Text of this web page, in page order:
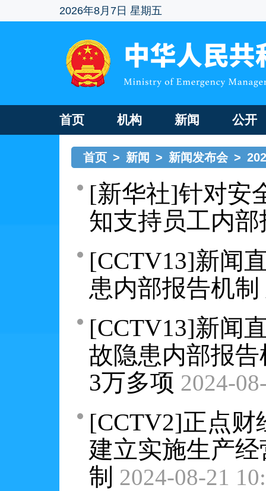
2026年8月7日 星期五
首页 机构 新闻 公开
首页 > 新闻 > 新闻发布会 >
[新华社]针对安
知支持员工内部
[CCTV13]新闻
患内部报告机
[CCTV13]新闻
故隐患内部报
3万多项 2024-
[CCTV2]正点财
建立实施生产
制 2024-08-21